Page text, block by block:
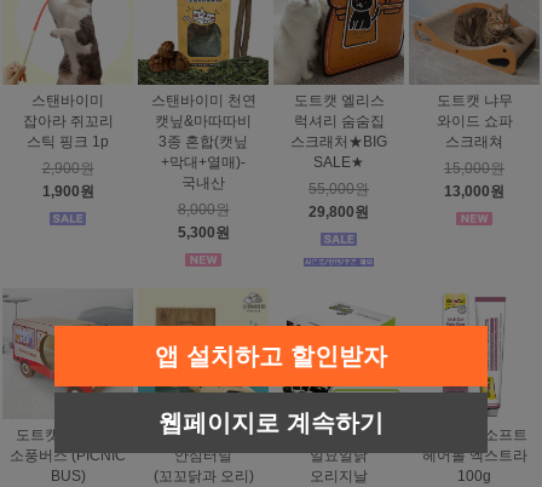
스탠바이미
잡아라 쥐꼬리
스틱 핑크 1p
2,900원
1,900원
스탠바이미 천연
캣닢&마따따비
3종 혼합(캣닢
+막대+열매)-
국내산
8,000원
5,300원
도트캣 엘리스
럭셔리 숨숨집
스크래처★BIG
SALE★
55,000원
29,800원
도트캣 냐무
와이드 쇼파
스크래쳐
15,000원
13,000원
도트캣 스크래처
소풍버스 (PICNIC
BUS)
스탠바이미
안심터널
(꼬꼬닭과 오리)
태비토퍼
일묘일닭
오리지날
짐펫 몰트소프트
헤어볼 엑스트라
100g
앱 설치하고 할인받자
웹페이지로 계속하기